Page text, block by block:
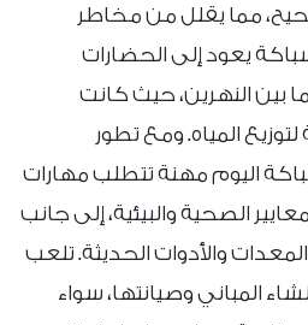
مما يقلل من مخاطر
يعود إلى الحضارات
بين النهرين، حيث كانت
المياه. ومع تطور
اليوم مهنة تتطلب مهارات
الصحية والبيئية، إلى جانب
والأدوات الحديثة. تلعب
المباني وصيانتها، سواء